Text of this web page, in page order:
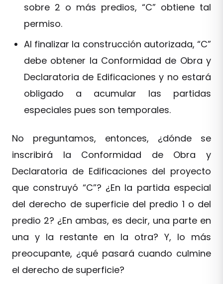
sobre 2 o más predios, “C” obtiene tal
permiso.
Al finalizar la construcción autorizada, “C”
debe obtener la Conformidad de Obra y
Declaratoria de Edificaciones y no estará
obligado a acumular las partidas
especiales pues son temporales.
No preguntamos, entonces, ¿dónde se
inscribirá la Conformidad de Obra y
Declaratoria de Edificaciones del proyecto
que construyó “C”? ¿En la partida especial
del derecho de superficie del predio 1 o del
predio 2? ¿En ambas, es decir, una parte en
una y la restante en la otra? Y, lo más
preocupante, ¿qué pasará cuando culmine
el derecho de superficie?